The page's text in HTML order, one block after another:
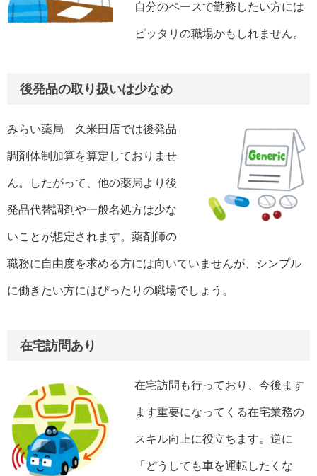
自分のペースで勤務したい方には
ピッタリの職場かもしれません。
後発品の取り扱いは少なめ
みらい薬局 久米田店では後発品
調剤体制加算を算定しておりませ
ん。したがって、他の薬局より後
発品代替調剤や一般名処方は少な
いことが想定されます。薬剤師の
職務に自由度を求める方には向いていませんが、シンプル
に働きたい方にはぴったりの職場でしょう。
在宅訪問あり
在宅訪問も行っており、今後ます
ます重要になってくる在宅業務の
スキル向上に役立ちます。逆に
「どうしても車を運転したくな